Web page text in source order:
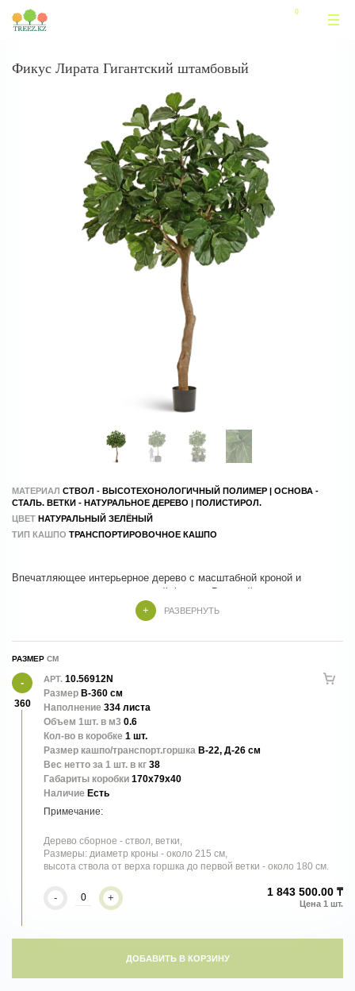
Фикус Лирата Гигантский штамбовый
МАТЕРИАЛ СТВОЛ - ВЫСОТЕХОНОЛОГИЧНЫЙ ПОЛИМЕР | ОСНОВА -
СТАЛЬ. ВЕТКИ - НАТУРАЛЬНОЕ ДЕРЕВО | ПОЛИСТИРОЛ.
ЦВЕТ НАТУРАЛЬНЫЙ ЗЕЛЁНЫЙ
ТИП КАШПО ТРАНСПОРТИРОВОЧНОЕ КАШПО
Впечатляющее интерьерное дерево с масштабной кроной и
крупными листьями лировидной формы. Высокий штамб
подчёркивает величественный силуэт растения, создавая
эффектный акцент в просторных интерьерах. Реалистичная листва,
ресторанов и дизайнерских пространств. Сохраняет безупречный
высота ствола от первой ветки до края горшка около 180 см
РАЗВЕРНУТЬ
РАЗМЕР
360
АРТ. 10.56912N
Размер В-360 см
Наполнение 334 листа
Объем 1шт. в м3 0.6
Кол-во в коробке 1 шт.
Размер кашпо/транспорт.горшка В-22, Д-26 см
Вес нетто за 1 шт. в кг 38
Габариты коробки 170x79x40
Наличие Есть
Дерево сборное - ствол, ветки,
Размеры: диаметр кроны - около 215 см,
высота ствола от верха горшка до первой ветки - около 180 см.
- + 1 843 500.00 ₸
ДОБАВИТЬ В КОРЗИНУ